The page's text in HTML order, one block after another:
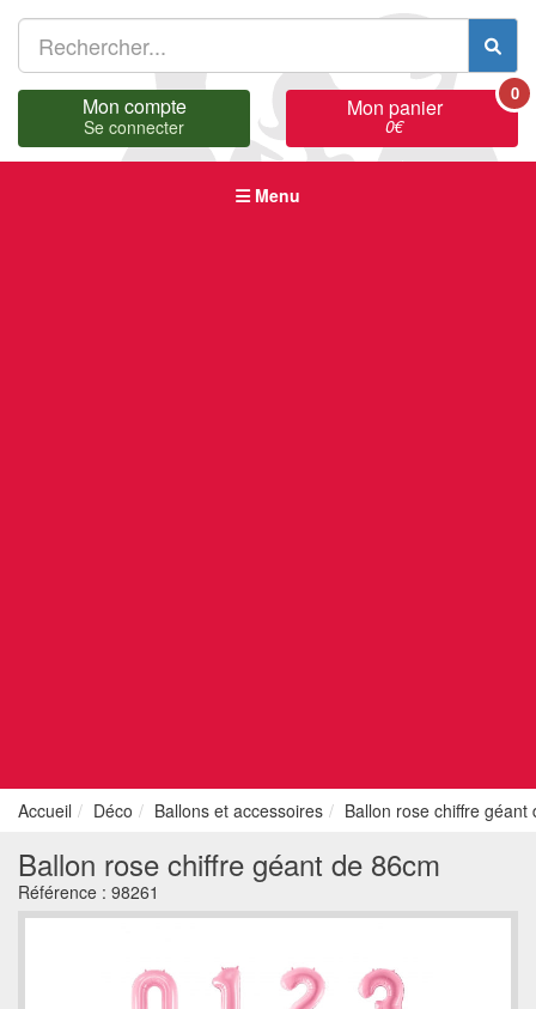
Mon compte
Se connecter
Mon panier
0€
0
Menu
Accueil Déco Ballons et accessoires Ballon rose chiffre géant
Ballon rose chiffre géant de 86cm
Référence : 98261